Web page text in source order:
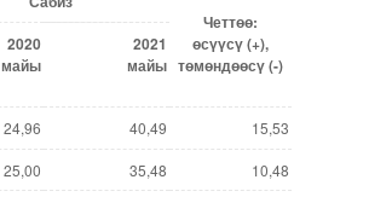
Четтөө:
өсүүсү(+),
төмөндөөсү (-)
2020
майы
2021
майы
24,96 40,49 15,53
25,00 35,48
10,48